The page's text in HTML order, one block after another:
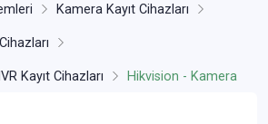
Kamera Kayıt Cihazları
Kayıt Cihazları Hikvision - Kamera